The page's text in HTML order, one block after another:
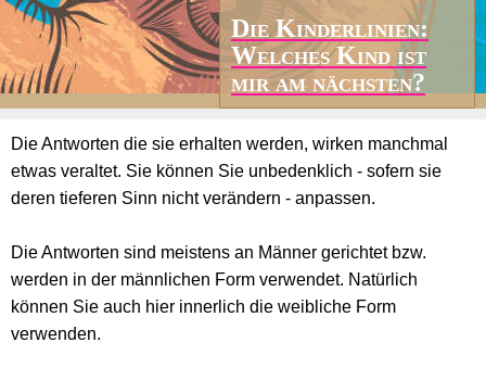
Die Kinderlinien:
Welches Kind ist
mir am nächsten?
Die Antworten die sie erhalten werden, wirken manchmal
etwas veraltet. Sie können Sie unbedenklich - sofern sie
deren tieferen Sinn nicht verändern - anpassen.
Die Antworten sind meistens an Männer gerichtet bzw.
werden in der männlichen Form verwendet. Natürlich
können Sie auch hier innerlich die weibliche Form
verwenden.